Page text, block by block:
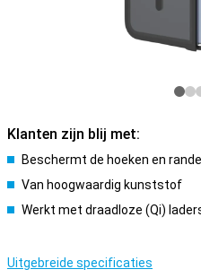
Klanten zijn blij met:
Beschermt de hoeken en
Van hoogwaardig kunststof
Werkt met draadloze (Qi)
Uitgebreide specificaties